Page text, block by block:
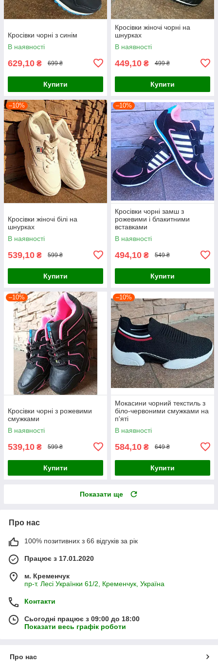
Кросівки чорні з синім
В наявності
629,10 ₴ 699 ₴
Купити
Кросівки жіночі чорні на
шнурках
В наявності
449,10 ₴ 499 ₴
Купити
–10%
Кросівки жіночі білі на
шнурках
В наявності
539,10 ₴ 599 ₴
Купити
–10%
Кросівки чорні замш з
рожевими і блакитними
вставками
В наявності
494,10 ₴ 549 ₴
Купити
–10%
Кросівки чорні з рожевими
смужками
В наявності
539,10 ₴ 599 ₴
Купити
–10%
Мокасини чорний текстиль з
біло-червоними смужками на
п'яті
В наявності
584,10 ₴ 649 ₴
Купити
Показати ще
Про нас
100% позитивних з 66 відгуків за рік
Працює з 17.01.2020
м. Кременчук
пр-т. Лесі Українки 61/2, Кременчук, Україна
Контакти
Сьогодні працює з 09:00 до 18:00
Показати весь графік роботи
Про нас